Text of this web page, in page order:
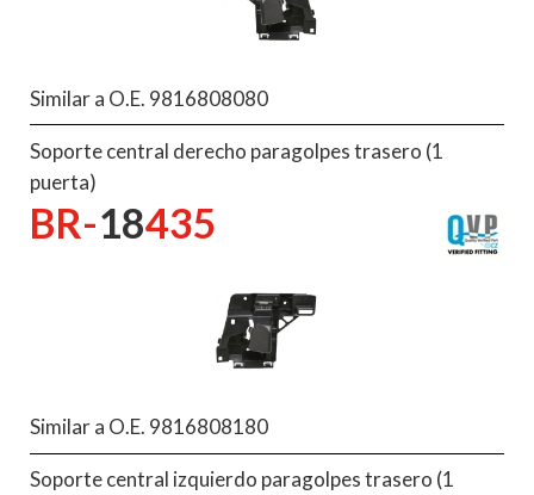
Similar a O.E. 9816808080
Soporte central derecho paragolpes trasero (1
puerta)
BR-18435
Similar a O.E. 9816808180
Soporte central izquierdo paragolpes trasero (1